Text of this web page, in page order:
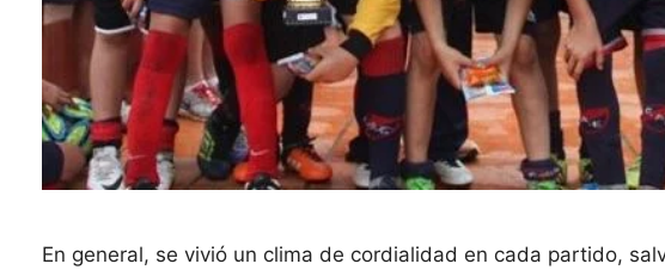
En general, se vivió un clima de cordialidad en cada partido,